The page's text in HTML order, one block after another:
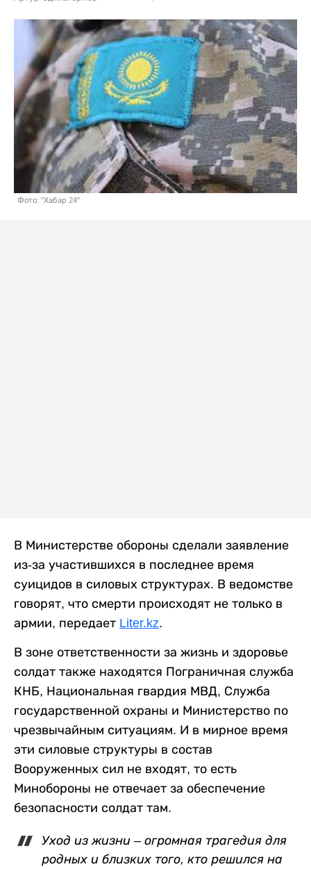
Фото: "Хабар 24"
В Министерстве обороны сделали заявление
из-за участившихся в последнее время
суицидов в силовых структурах. В ведомстве
говорят, что смерти происходят не только в
армии, передает Liter.kz.
В зоне ответственности за жизнь и здоровье
солдат также находятся Пограничная служба
КНБ, Национальная гвардия МВД, Служба
государственной охраны и Министерство по
чрезвычайным ситуациям. И в мирное время
эти силовые структуры в состав
Вооруженных сил не входят, то есть
Минобороны не отвечает за обеспечение
безопасности солдат там.
Уход из жизни – огромная трагедия для
родных и близких того, кто решился на